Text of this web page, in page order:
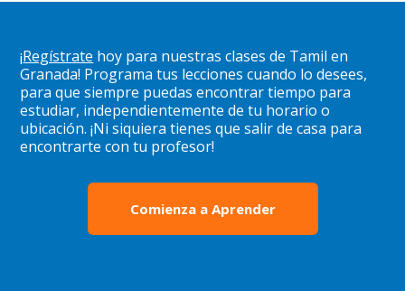
¡Regístrate hoy para nuestras clases de Tamil en
Granada! Programa tus lecciones cuando lo desees,
para que siempre puedas encontrar tiempo para
estudiar, independientemente de tu horario o
ubicación. ¡Ni siquiera tienes que salir de casa para
encontrarte con tu profesor!
Comienza a Aprender